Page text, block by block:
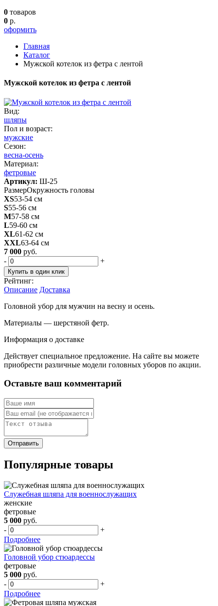
0 товаров
0 р.
оформить
Главная
Каталог
Мужской котелок из фетра с лентой
Мужской котелок из фетра с лентой
Вид:
шляпы
Пол и возраст:
мужские
Сезон:
весна-осень
Материал:
фетровые
Артикул: Ш-25
РазмерОкружность головы
XS53-54 см
S55-56 см
M57-58 см
L59-60 см
XL61-62 см
XXL63-64 см
7 000 руб.
-
+
Купить в один клик
Рейтинг:
Описание Доставка
Головной убор для мужчин на весну и осень.
Материалы — шерстяной фетр.
Информация о доставке
Действует специальное предложение. На сайте вы можете
приобрести различные модели головных уборов по акции.
Оставьте ваш комментарий
Популярные товары
Служебная шляпа для военнослужащих
женские
фетровые
5 000 руб.
-
+
Подробнее
Головной убор стюардессы
фетровые
5 000 руб.
-
+
Подробнее